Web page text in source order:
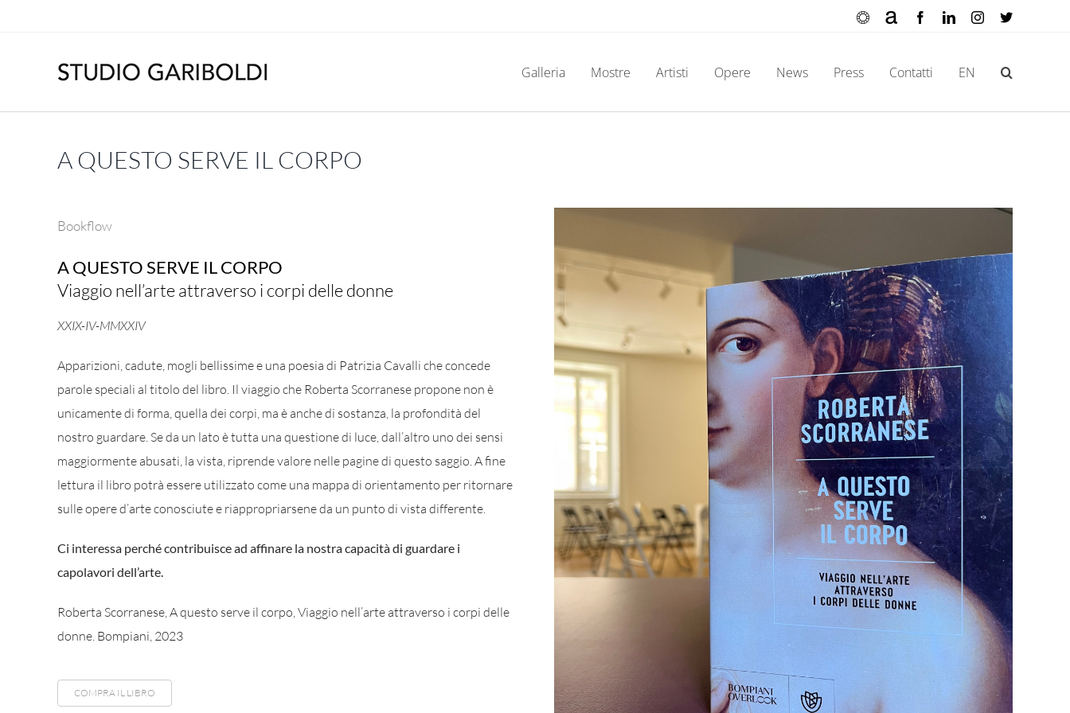
OculaArtnet FacebookLinkedInInstagram
X
Galleria Mostre Artisti Opere News Press Contatti EN
A QUESTO SERVE IL CORPO
Bookflow
A QUESTO SERVE IL CORPO
Viaggio nell’arte attraverso i corpi delle donne
XXIX-IV-MMXXIV
Apparizioni, cadute, mogli bellissime e una poesia di Patrizia Cavalli che concede
parole speciali al titolo del libro. Il viaggio che Roberta Scorranese propone non è
unicamente di forma, quella dei corpi, ma è anche di sostanza, la profondità del
nostro guardare. Se da un lato è tutta una questione di luce, dall’altro uno dei sensi
maggiormente abusati, la vista, riprende valore nelle pagine di questo saggio. A fine
lettura il libro potrà essere utilizzato come una mappa di orientamento per ritornare
sulle opere d’arte conosciute e riappropriarsene da un punto di vista differente.
Ci interessa perché contribuisce ad affinare la nostra capacità di guardare i
capolavori dell’arte.
Roberta Scorranese, A questo serve il corpo, Viaggio nell’arte attraverso i corpi delle
donne. Bompiani, 2023
COMPRA IL LIBRO